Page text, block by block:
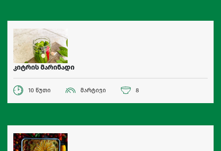
კიტრის მარინადი
10 წუთი მარტივი 8